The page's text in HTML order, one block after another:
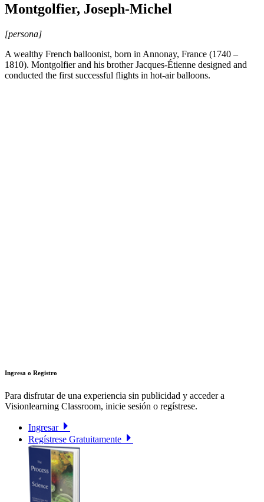
Montgolfier, Joseph-Michel
[persona]
A wealthy French balloonist, born in Annonay, France (1740 –
1810). Montgolfier and his brother Jacques-Étienne designed and
conducted the first successful flights in hot-air balloons.
Ingresa o Registro
Para disfrutar de una experiencia sin publicidad y acceder a
Visionlearning Classroom, inicie sesión o regístrese.
Ingresar
Regístrese Gratuitamente